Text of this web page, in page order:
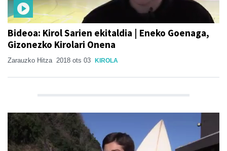
Bideoa: Kirol Sarien ekitaldia | Eneko Goenaga,
Gizonezko Kirolari Onena
Zarauzko Hitza 2018 ots 03 KIROLA